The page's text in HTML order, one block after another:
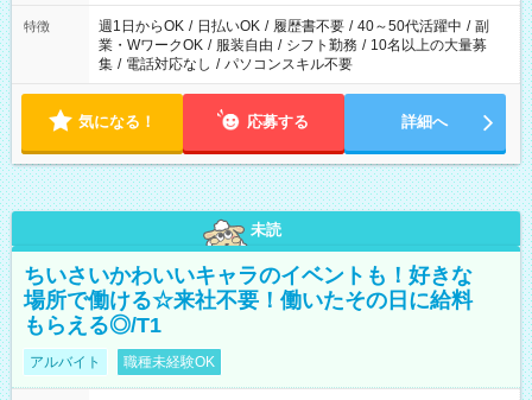
特徴 週1日からOK / 日払いOK / 履歴書不要 / 40～50代活躍中 / 副
業・WワークOK / 服装自由 / シフト勤務 / 10名以上の大量募
集 / 電話対応なし / パソコンスキル不要
気になる！ 応募する 詳細へ
未読
ちいさいかわいいキャラのイベントも！好きな
場所で働ける☆来社不要！働いたその日に給料
もらえる◎/T1
アルバイト 職種未経験OK